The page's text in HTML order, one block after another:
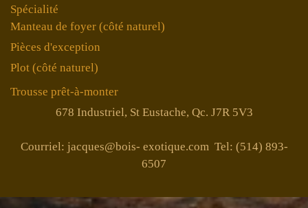
Spécialité
Manteau de foyer (côté naturel)
Pièces d'exception
Plot (côté naturel)
Trousse prêt-à-monter
678 Industriel, St Eustache, Qc. J7R 5V3
Courriel: jacques@bois- exotique.com Tel: (514) 893-
6507